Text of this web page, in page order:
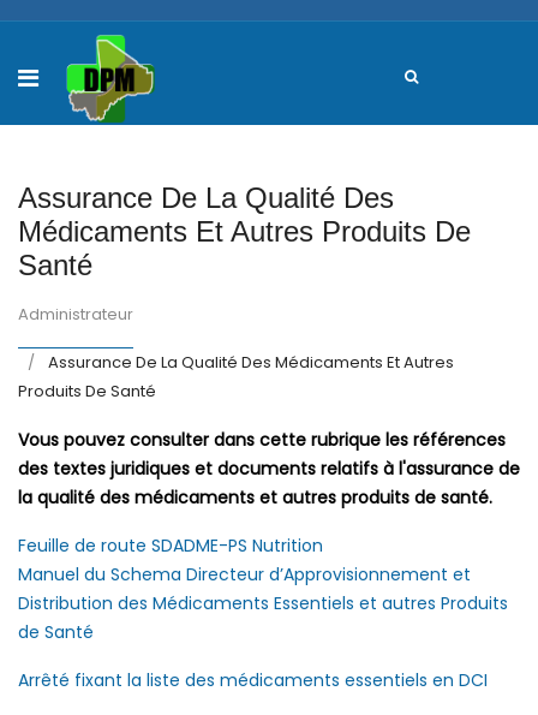
Assurance De La Qualité Des
Médicaments Et Autres Produits De
Santé
Administrateur
Assurance De La Qualité Des Médicaments Et Autres
Produits De Santé
Vous pouvez consulter dans cette rubrique les références
des textes juridiques et documents relatifs à l'assurance de
la qualité des médicaments et autres produits de santé.
Feuille de route SDADME-PS Nutrition
Manuel du Schema Directeur d’Approvisionnement et
Distribution des Médicaments Essentiels et autres Produits
de Santé
Arrêté fixant la liste des médicaments essentiels en DCI